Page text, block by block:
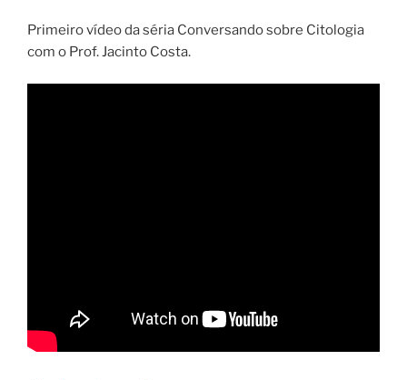
Primeiro vídeo da séria Conversando sobre Citologia
com o Prof. Jacinto Costa.